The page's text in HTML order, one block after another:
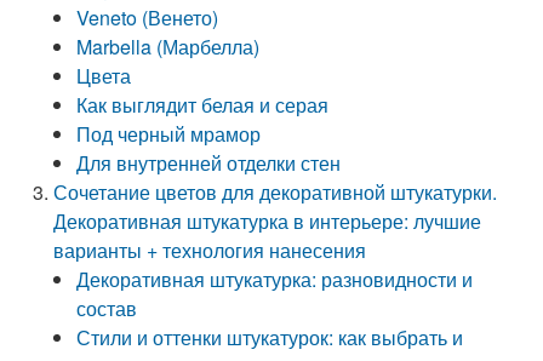
Veneto (Венето)
Marbella (Марбелла)
Цвета
Как выглядит белая и серая
Под черный мрамор
Для внутренней отделки стен
Сочетание цветов для декоративной штукатурки.
Декоративная штукатурка в интерьере: лучшие
варианты + технология нанесения
Декоративная штукатурка: разновидности и
состав
Стили и оттенки штукатурок: как выбрать и